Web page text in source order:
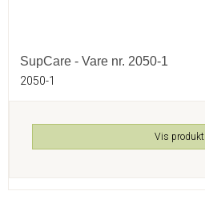
SupCare - Vare nr. 2050-1
2050-1
Vis produkt